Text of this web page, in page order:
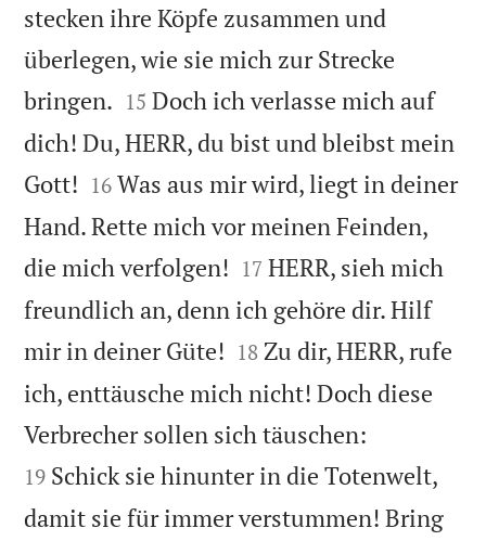
stecken ihre Köpfe zusammen und
überlegen, wie sie mich zur Strecke
bringen. 

15 Doch ich verlasse mich auf
dich! Du, HERR, du bist und bleibst mein
Gott! 

16 Was aus mir wird, liegt in deiner
Hand. Rette mich vor meinen Feinden,
die mich verfolgen! 

17 HERR, sieh mich
freundlich an, denn ich gehöre dir. Hilf
mir in deiner Güte! 

18 Zu dir, HERR, rufe
ich, enttäusche mich nicht! Doch diese
Verbrecher sollen sich täuschen:
19 Schick sie hinunter in die Totenwelt,
damit sie für immer verstummen! Bring